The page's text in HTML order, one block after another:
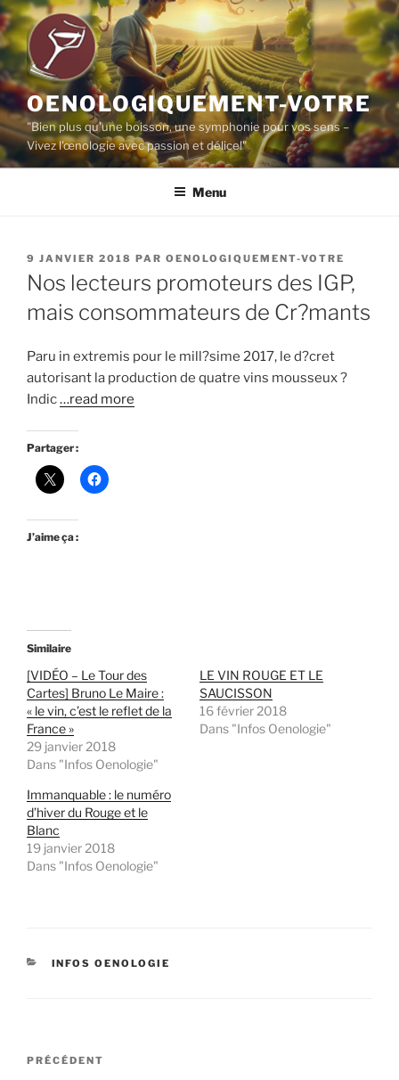
Aller
au
contenu
principal
OENOLOGIQUEMENT-VOTRE
"Bien plus qu'une boisson, une symphonie pour vos sens –
Vivez l'œnologie avec passion et délice!"
Menu
PUBLIÉ
LE
9 JANVIER 2018 PAR OENOLOGIQUEMENT-VOTRE
Nos lecteurs promoteurs des IGP,
mais consommateurs de Cr?mants
Paru in extremis pour le mill?sime 2017, le d?cret
autorisant la production de quatre vins mousseux ?
Indic…read more
Partager :
J’aime ça :
Similaire
[VIDÉO – Le Tour des
Cartes] Bruno Le Maire :
« le vin, c’est le reflet de la
France »
29 janvier 2018
Dans "Infos Oenologie"
LE VIN ROUGE ET LE
SAUCISSON
16 février 2018
Dans "Infos Oenologie"
Immanquable : le numéro
d’hiver du Rouge et le
Blanc
19 janvier 2018
Dans "Infos Oenologie"
CATÉGORIES
INFOS OENOLOGIE
Navigation
Article
PRÉCÉDENT